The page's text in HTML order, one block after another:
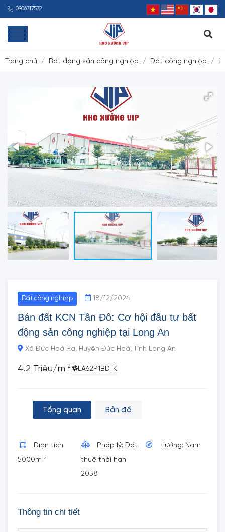
0906717572
Trang chủ Bất động sản công nghiệp Đất công nghiệp
Đất công nghiệp 18/12/2024
Bán đất KCN Tân Đô: Cơ hội đầu tư bất
động sản công nghiệp tại Long An
Xã Đức Hoà Hạ, Huyện Đức Hoà, Tỉnh Long An
4.2 Triệu/m 2 LA62P1BDTK
Tổng quan Bản đồ
Diện tích:
5000m 2
Pháp lý: Đất
thuê thời hạn
2058
Hướng: Nam
Thông tin chi tiết